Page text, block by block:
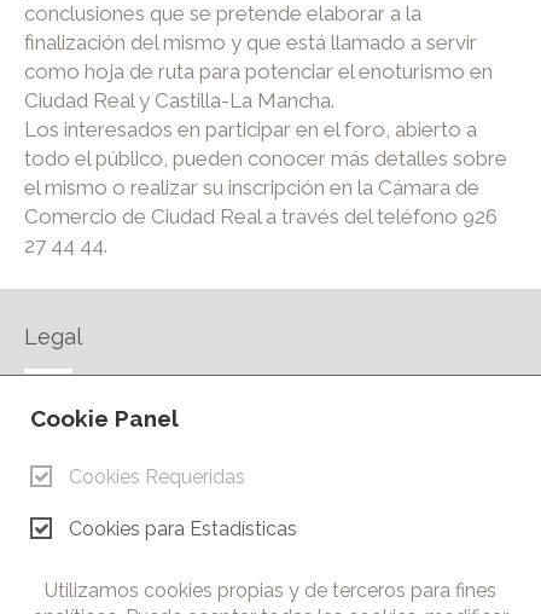
conclusiones que se pretende elaborar a la
finalización del mismo y que está llamado a servir
como hoja de ruta para potenciar el enoturismo en
Ciudad Real y Castilla-La Mancha.
Los interesados en participar en el foro, abierto a
todo el público, pueden conocer más detalles sobre
el mismo o realizar su inscripción en la Cámara de
Comercio de Ciudad Real a través del teléfono 926
27 44 44.
Legal
AVISO LEGAL
CONTACTO
Cámara de Comercio e Industria de Ciudad Real. Todos los
derechos reservados. Prohibida la reproducción total o parcial
Cookie Panel
Cookies Requeridas
Cookies para Estadísticas
Utilizamos cookies propias y de terceros para fines